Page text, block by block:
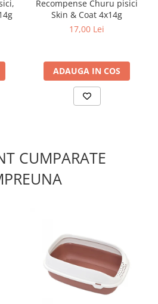
conservanți artificiali, ambalat în
zilnică.
Recompense Churu pisici
Skin & Coat 4x14g
17,00 Lei
ADAUGA IN COS
CUMPARATE